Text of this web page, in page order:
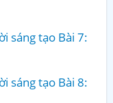
sáng tạo Bài 7:
sáng tạo Bài 8: